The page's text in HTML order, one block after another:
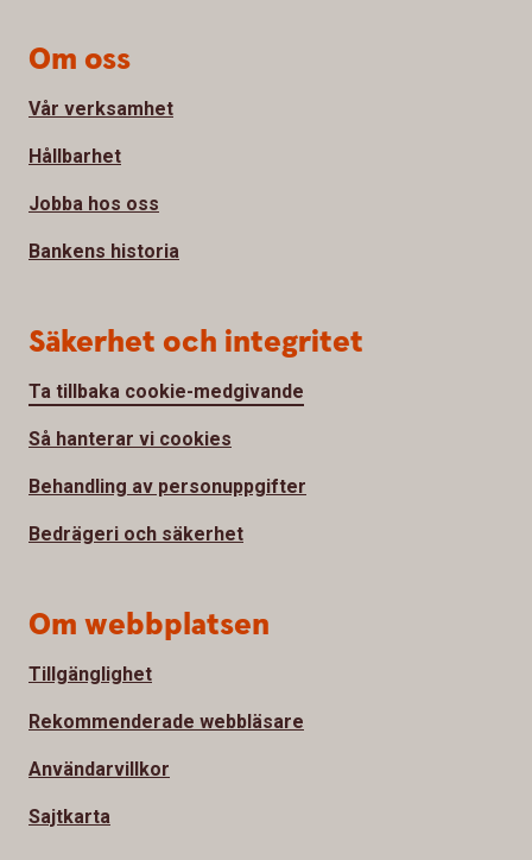
Om oss
Vår verksamhet
Hållbarhet
Jobba hos oss
Bankens historia
Säkerhet och integritet
Ta tillbaka cookie-medgivande
Så hanterar vi cookies
Behandling av personuppgifter
Bedrägeri och säkerhet
Om webbplatsen
Tillgänglighet
Rekommenderade webbläsare
Användarvillkor
Sajtkarta